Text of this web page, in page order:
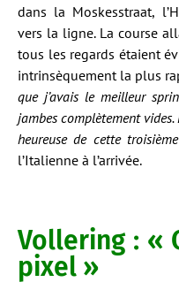
dans la Moskesstraat,
vers la ligne. La course
tous les regards étaient
intrinsèquement la plus
que j’avais le meilleur
jambes complètement
heureuse de cette
l’Italienne à l’arrivée.
Vollering : «
pixel »